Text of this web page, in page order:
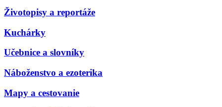
Životopisy a reportáže
Kuchárky
Učebnice a slovníky
Náboženstvo a ezoterika
Mapy a cestovanie